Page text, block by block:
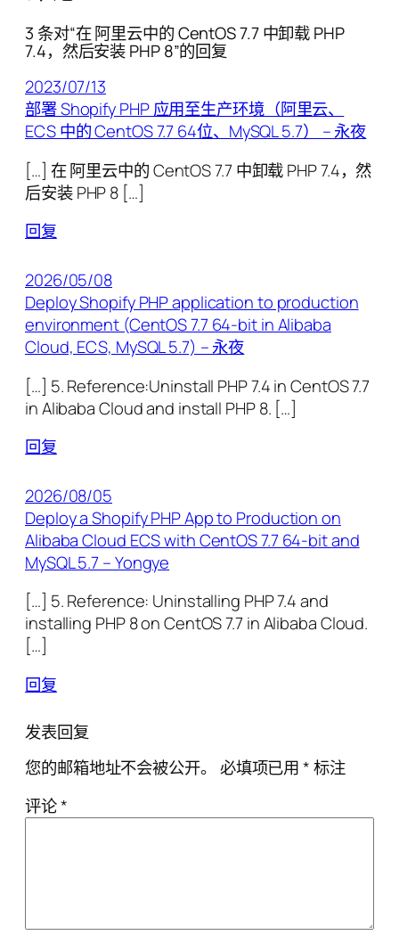
3 条对“在 阿里云中的 CentOS 7.7 中卸载 PHP
7.4，然后安装 PHP 8”的回复
2023/07/13
部署 Shopify PHP 应用至生产环境（阿里云、
ECS 中的 CentOS 7.7 64位、MySQL 5.7） – 永夜
[…] 在 阿里云中的 CentOS 7.7 中卸载 PHP 7.4，然
后安装 PHP 8 […]
回复
2026/05/08
Deploy Shopify PHP application to production
environment (CentOS 7.7 64-bit in Alibaba
Cloud, ECS, MySQL 5.7) – 永夜
[…] 5. Reference:Uninstall PHP 7.4 in CentOS 7.7
in Alibaba Cloud and install PHP 8. […]
回复
2026/08/05
Deploy a Shopify PHP App to Production on
Alibaba Cloud ECS with CentOS 7.7 64-bit and
MySQL 5.7 – Yongye
[…] 5. Reference: Uninstalling PHP 7.4 and
installing PHP 8 on CentOS 7.7 in Alibaba Cloud.
[…]
回复
发表回复
您的邮箱地址不会被公开。 必填项已用*标注
评论*